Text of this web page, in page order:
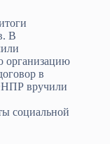
В
организацию
в
вручили
социальной